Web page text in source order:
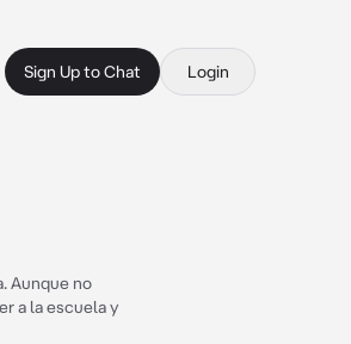
Sign Up to Chat Login
Aunque no
a la escuela y